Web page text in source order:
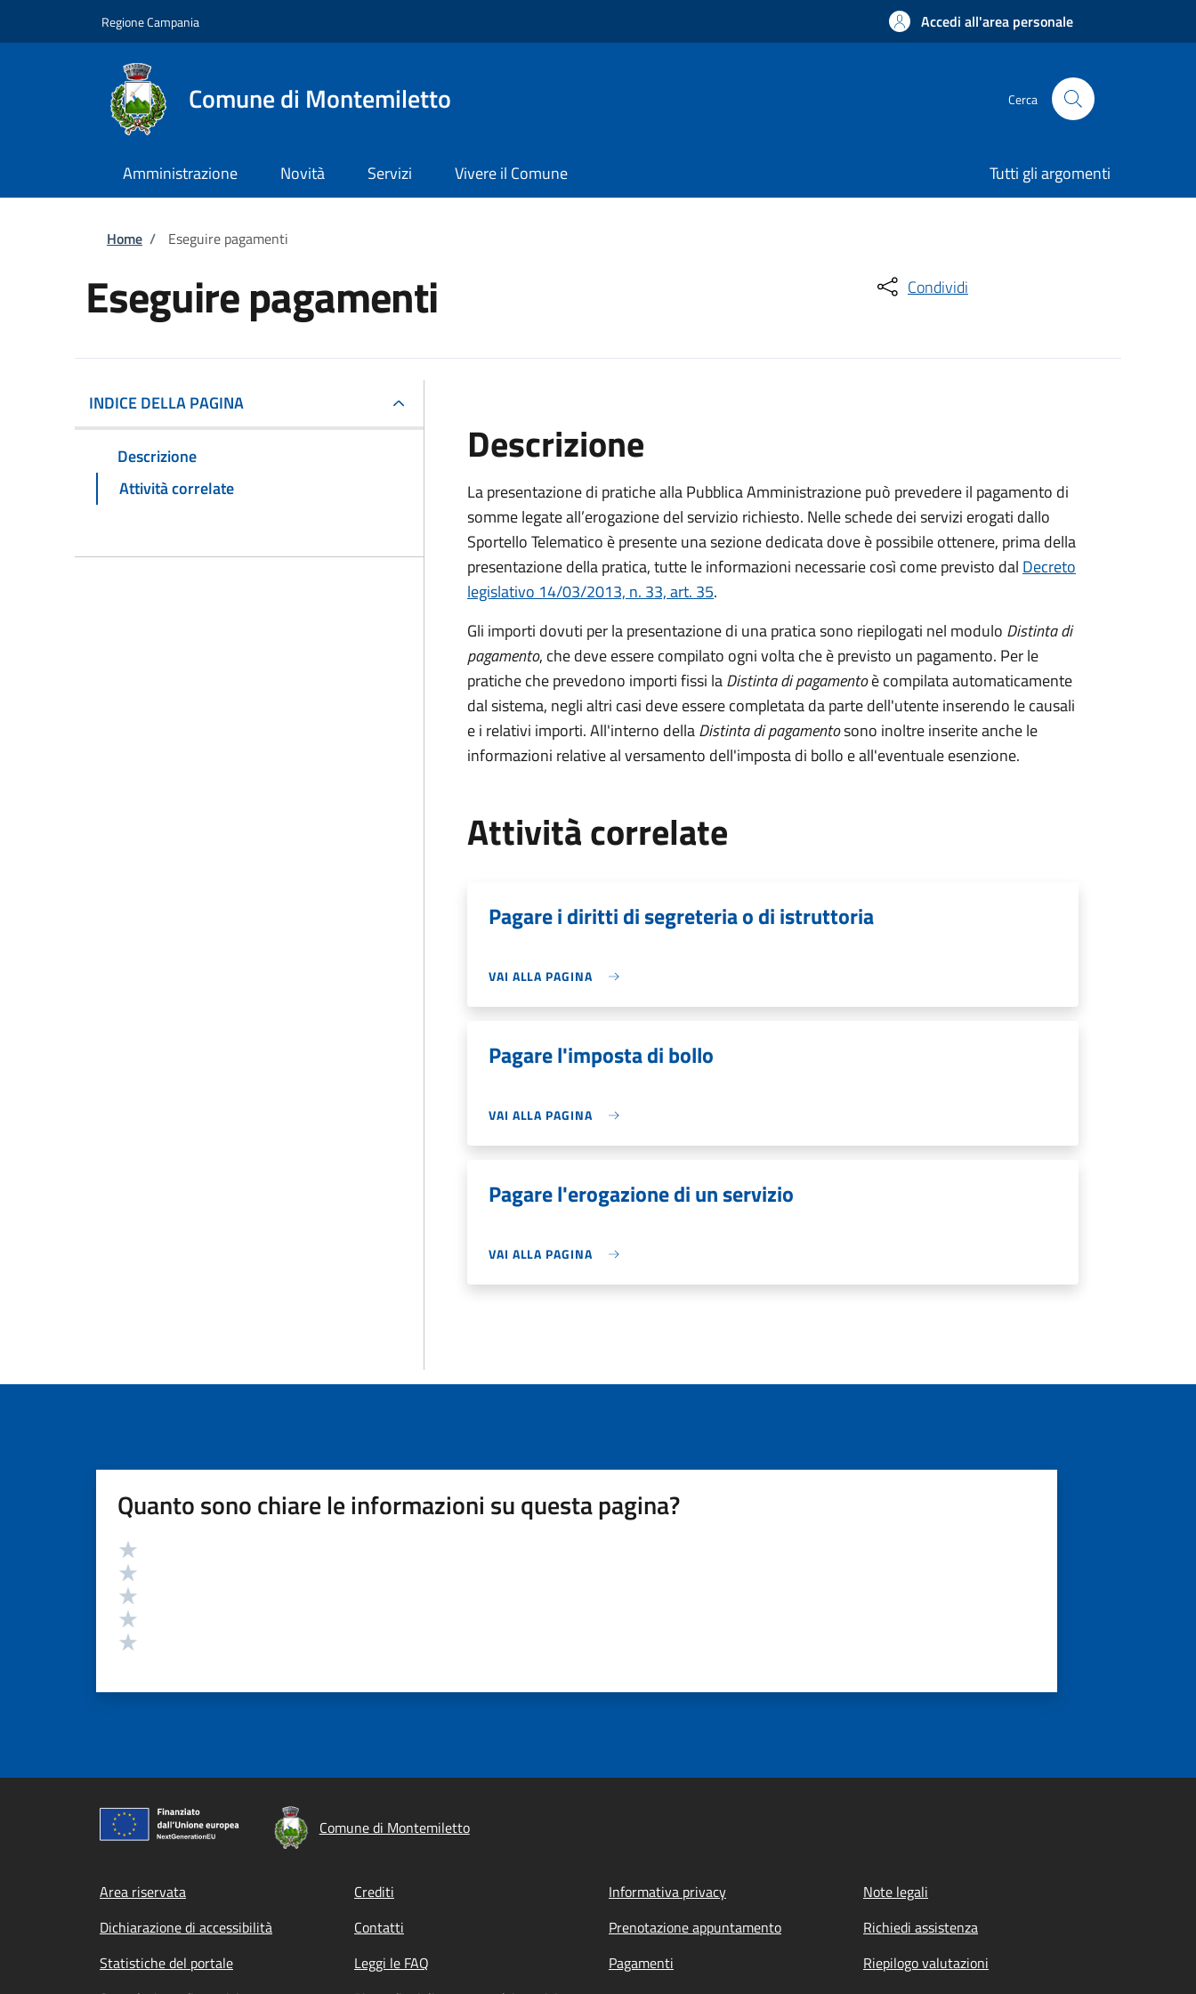
Regione Campania Accedi all'area personale
Comune di Montemiletto Cerca
Amministrazione Novità Servizi Vivere il Comune Tutti gli argomenti
Briciole di pane
Home / Eseguire pagamenti
Eseguire pagamenti Condividi
INDICE DELLA PAGINA
Descrizione
Attività correlate
Descrizione
La presentazione di pratiche alla Pubblica Amministrazione può prevedere il pagamento di
somme legate all’erogazione del servizio richiesto. Nelle schede dei servizi erogati dallo
Sportello Telematico è presente una sezione dedicata dove è possibile ottenere, prima della
presentazione della pratica, tutte le informazioni necessarie così come previsto dal Decreto
legislativo 14/03/2013, n. 33, art. 35.
Gli importi dovuti per la presentazione di una pratica sono riepilogati nel modulo Distinta di
pagamento, che deve essere compilato ogni volta che è previsto un pagamento. Per le
pratiche che prevedono importi fissi laDistinta di pagamentoè compilata automaticamente
dal sistema, negli altri casi deve essere completata da parte dell'utente inserendo le causali
e i relativi importi.All'interno dellaDistinta di pagamentosono inoltre inserite anche le
informazioni relative al versamento dell'imposta di bollo e all'eventuale esenzione.
Attività correlate
Pagare i diritti di segreteria o di istruttoria
VAI ALLA PAGINA
Pagare l'imposta di bollo
VAI ALLA PAGINA
Pagare l'erogazione di un servizio
VAI ALLA PAGINA
Quanto sono chiare le informazioni su questa pagina?
Valutazione
Comune di Montemiletto
Footer menu
Area riservata Crediti Informativa privacy
Note legali
Dichiarazione di accessibilità
Contatti Prenotazione appuntamento
Richiedi assistenza
Statistiche del portale
Leggi le FAQ Pagamenti
Riepilogo valutazioni